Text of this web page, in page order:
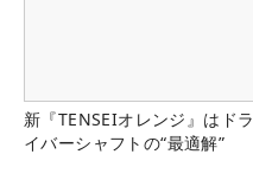
新『TENSEIオレンジ』はドラ
イバーシャフトの“最適解”